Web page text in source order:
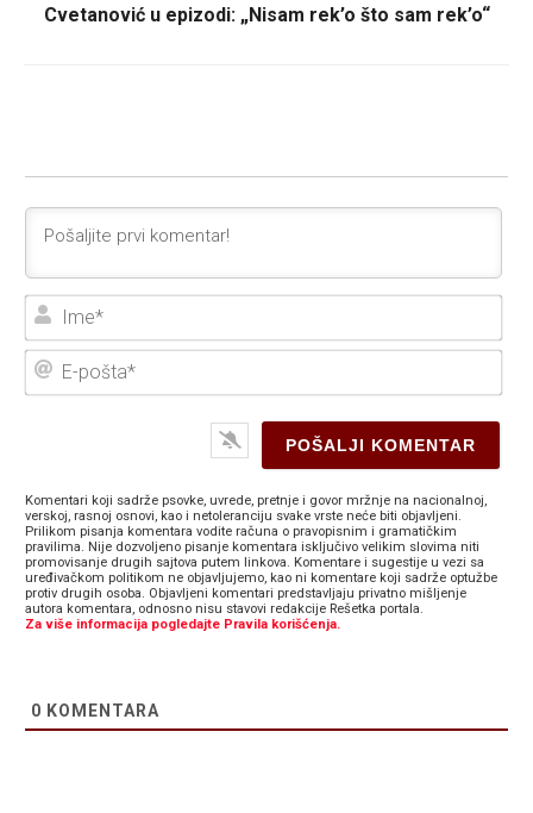
Cvetanović u epizodi: „Nisam rek’o što sam rek’o“
E-
Komentari koji sadrže psovke, uvrede, pretnje i govor mržnje na nacionalnoj,
verskoj, rasnoj osnovi, kao i netoleranciju svake vrste neće biti objavljeni.
Prilikom pisanja komentara vodite računa o pravopisnim i gramatičkim
pravilima. Nije dozvoljeno pisanje komentara isključivo velikim slovima niti
promovisanje drugih sajtova putem linkova. Komentare i sugestije u vezi sa
uređivačkom politikom ne objavljujemo, kao ni komentare koji sadrže optužbe
protiv drugih osoba. Objavljeni komentari predstavljaju privatno mišljenje
autora komentara, odnosno nisu stavovi redakcije Rešetka portala.
Za više informacija pogledajte Pravila korišćenja.
0 KOMENTARA